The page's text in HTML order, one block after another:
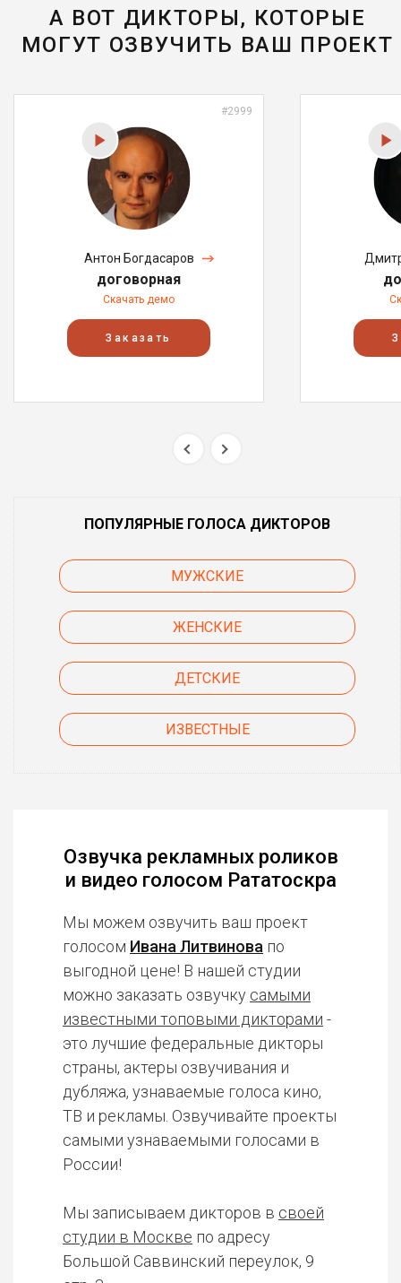
А ВОТ ДИКТОРЫ, КОТОРЫЕ
МОГУТ ОЗВУЧИТЬ ВАШ ПРОЕКТ
#2999
Антон Богдасаров
договорная
Скачать демо
Заказать
ПОПУЛЯРНЫЕ ГОЛОСА ДИКТОРОВ
МУЖСКИЕ
ЖЕНСКИЕ
ДЕТСКИЕ
ИЗВЕСТНЫЕ
Озвучка рекламных роликов
и видео голосом Рататоскра
Мы можем озвучить ваш проект
голосом Ивана Литвинова по
выгодной цене! В нашей студии
можно заказать озвучку самыми
известными топовыми дикторами -
это лучшие федеральные дикторы
страны, актеры озвучивания и
дубляжа, узнаваемые голоса кино,
ТВ и рекламы. Озвучивайте проекты
самыми узнаваемыми голосами в
России!
Мы записываем дикторов в своей
студии в Москве по адресу
Большой Саввинский переулок, 9